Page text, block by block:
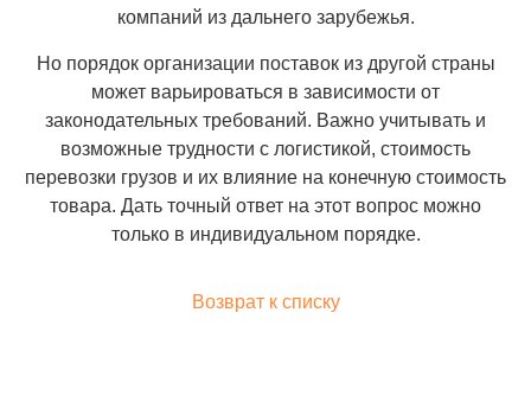
компаний из дальнего зарубежья.
Но порядок организации поставок из другой страны
может варьироваться в зависимости от
законодательных требований. Важно учитывать и
возможные трудности с логистикой, стоимость
перевозки грузов и их влияние на конечную стоимость
товара. Дать точный ответ на этот вопрос можно
только в индивидуальном порядке.
Возврат к списку